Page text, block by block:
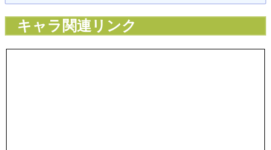
キャラ関連リンク